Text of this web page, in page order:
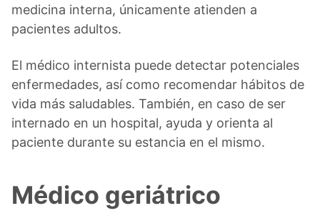
medicina interna, únicamente atienden a
pacientes adultos.
El médico internista puede detectar potenciales
enfermedades, así como recomendar hábitos de
vida más saludables. También, en caso de ser
internado en un hospital, ayuda y orienta al
paciente durante su estancia en el mismo.
Médico geriátrico